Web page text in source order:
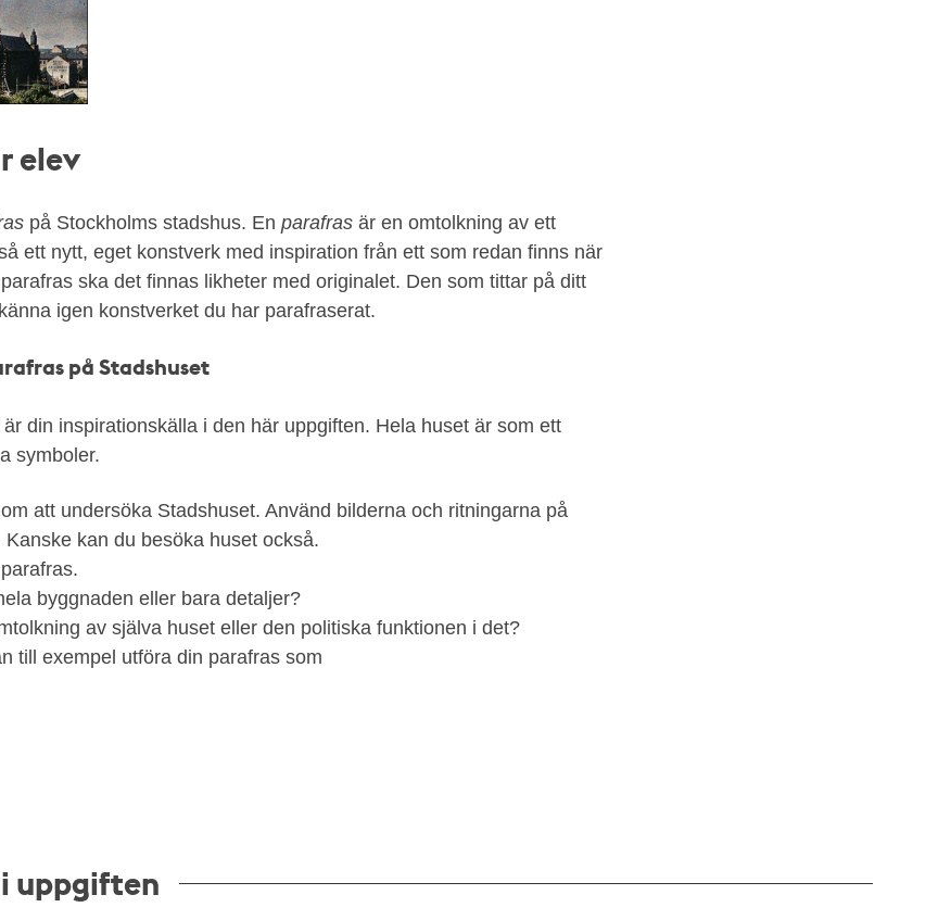
elev
på Stockholms stadshus. En parafras är en omtolkning av ett
ett nytt, eget konstverk med inspiration från ett som redan finns när
ska det finnas likheter med originalet. Den som tittar på ditt
igen konstverket du har parafraserat.
på Stadshuset
din inspirationskälla i den här uppgiften. Hela huset är som ett
symboler.
att undersöka Stadshuset. Använd bilderna och ritningarna på
kan du besöka huset också.
byggnaden eller bara detaljer?
av själva huset eller den politiska funktionen i det?
till exempel utföra din parafras som
uppgiften